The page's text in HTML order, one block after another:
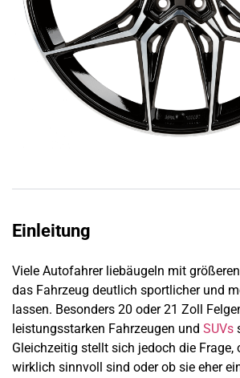
Einleitung
Viele Autofahrer liebäugeln mit
das Fahrzeug deutlich sportlicher und
lassen. Besonders 20 oder 21 Zoll
leistungsstarken Fahrzeugen und SUVs
Gleichzeitig stellt sich jedoch die Frage,
wirklich sinnvoll sind oder ob sie eher